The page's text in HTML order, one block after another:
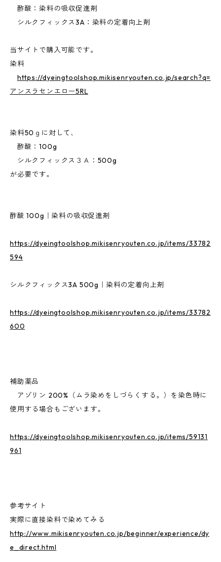
酢酸：染料の吸収促進剤
シルクフィックス3A：染料の定着向上剤
当サイトで購入可能です。
染料
https://dyeingtoolshop.mikisenryouten.co.jp/search?q=
アンスラセンエロー5RL
染料50ｇに対して、
酢酸：100g
シルクフィックス３Ａ：500g
が必要です。
酢酸 100g｜染料の吸収促進剤
https://dyeingtoolshop.mikisenryouten.co.jp/items/33782
594
シルクフィックス3A 500g｜染料の定着向上剤
https://dyeingtoolshop.mikisenryouten.co.jp/items/33782
600
補助薬品
アゾリン 200%（ムラ染めをしづらくする。）を染色時に
使用する場合もございます。
https://dyeingtoolshop.mikisenryouten.co.jp/items/59131
961
参考サイト
実際に直接染料で染めてみる
http://www.mikisenryouten.co.jp/beginner/experience/dy
e_direct.html